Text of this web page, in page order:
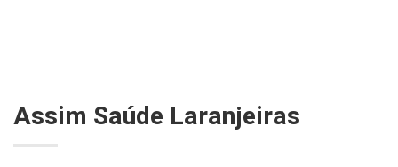
Assim Saúde Laranjeiras